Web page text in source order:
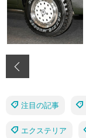
注目の記事
エクステリア